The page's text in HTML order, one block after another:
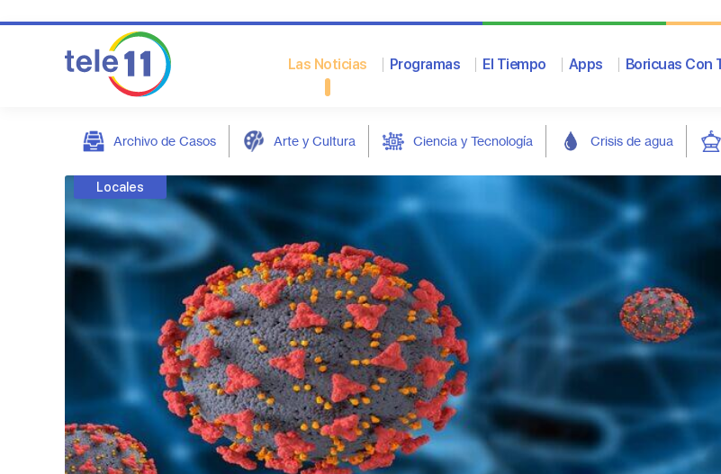
Las Noticias Programas El Tiempo Apps Boricuas Con
Archivo de Casos Arte y Cultura Ciencia y Tecnología Crisis de agua
Locales